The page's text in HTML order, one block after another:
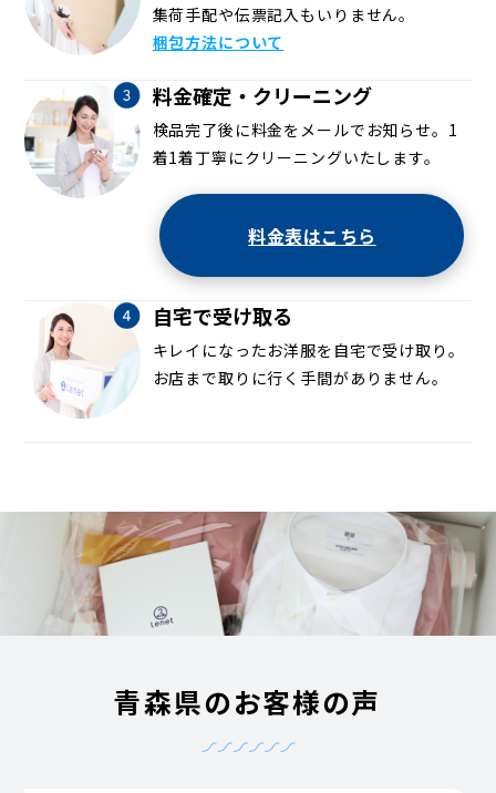
集荷手配や伝票記入もいりません。
梱包方法について
料金確定・クリーニング
検品完了後に料金をメールでお知らせ。1
着1着丁寧にクリーニングいたします。
料金表はこちら
自宅で受け取る
キレイになったお洋服を自宅で受け取り。
お店まで取りに行く手間がありません。
青森県のお客様の声